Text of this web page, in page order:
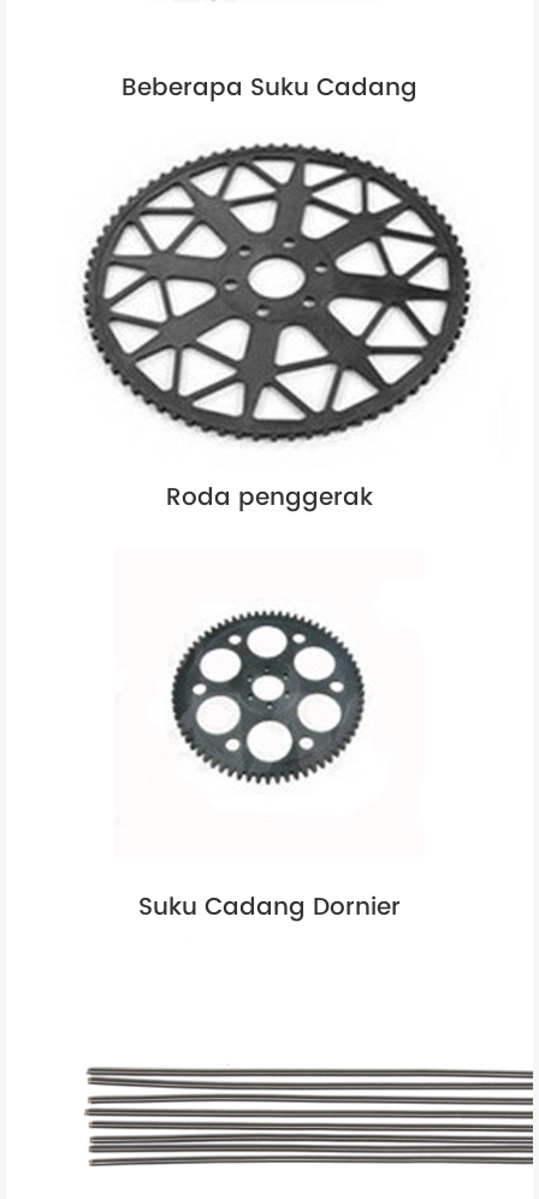
Beberapa Suku Cadang
Roda penggerak
Suku Cadang Dornier